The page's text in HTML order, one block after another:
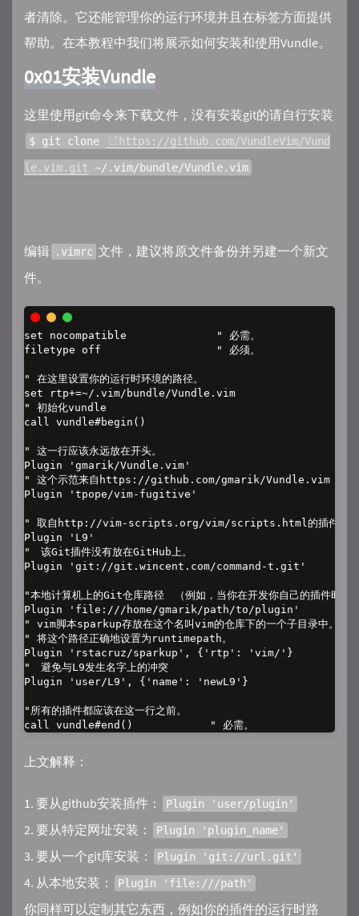
者清除。它还能管理你的运行环境并且在标签方面提供
帮助。在本教程中我们将展示如何安装和使用Vundle。
0x01安装Vundle
这里使用git命令来下载文件，没有安装git的请自行安装
$ git clone https://github.com/VundleVim/Vund
le.vim.git ~/.vim/bundle/Vundle.vim
编辑 .vimrc 文件，建议将原文件备份并另建一个新文
件。
set nocompatible              " 必需。
filetype off                  " 必须。
" 在这里设置你的运行时环境的路径。
set rtp+=~/.vim/bundle/Vundle.vim
" 初始化vundle
call vundle#begin()
" 这一行应该永远放在开头。
Plugin 'gmarik/Vundle.vim'
" 这个示范来自https://github.com/gmarik/Vundle.vim
Plugin 'tpope/vim-fugitive'
" 取自http://vim-scripts.org/vim/scripts.html的插件
Plugin 'L9'
"　该Git插件没有放在GitHub上。
Plugin 'git://git.wincent.com/command-t.git'
"本地计算机上的Git仓库路径　（例如，当你在开发你自己的插件时）
Plugin 'file:///home/gmarik/path/to/plugin'
" vim脚本sparkup存放在这个名叫vim的仓库下的一个子目录中。
" 将这个路径正确地设置为runtimepath。
Plugin 'rstacruz/sparkup', {'rtp': 'vim/'}
"　避免与L9发生名字上的冲突
Plugin 'user/L9', {'name': 'newL9'}
"所有的插件都应该在这一行之前。
上文解释：
要从github安装插件： Plugin 'user/plugin'
要从特定网址安装： Plugin 'plugin_name'
要从一个git库安装： Plugin 'git://url.git'
从本地安装： Plugin 'file:///path'
你同样可以定制其它东西，例如你的插件的运行时路